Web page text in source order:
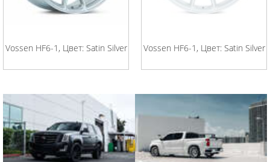
Vossen HF6-1, Цвет: Satin Silver Vossen HF6-1, Цвет: Satin Silver